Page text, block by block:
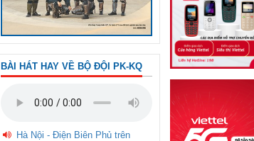
BÀI HÁT HAY VỀ BỘ ĐỘI PK-KQ
Hà Nội - Điện Biên Phủ trên